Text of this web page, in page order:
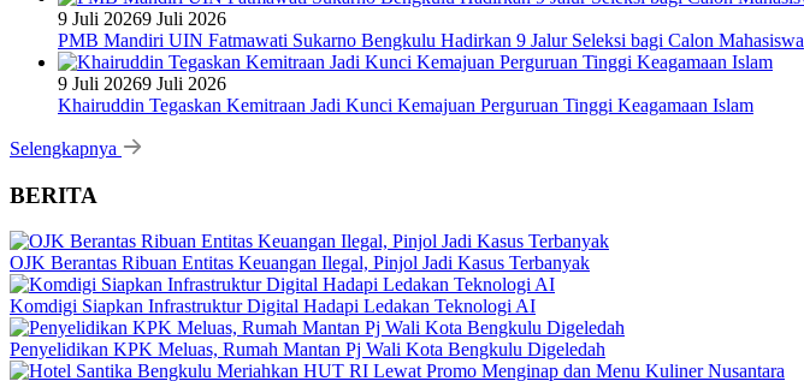
9 Juli 20269 Juli 2026
PMB Mandiri UIN Fatmawati Sukarno Bengkulu Hadirkan 9 Jalur Seleksi bagi Calon Mahasiswa
9 Juli 20269 Juli 2026
Khairuddin Tegaskan Kemitraan Jadi Kunci Kemajuan Perguruan Tinggi Keagamaan Islam
Selengkapnya
BERITA
OJK Berantas Ribuan Entitas Keuangan Ilegal, Pinjol Jadi Kasus Terbanyak
Komdigi Siapkan Infrastruktur Digital Hadapi Ledakan Teknologi AI
Penyelidikan KPK Meluas, Rumah Mantan Pj Wali Kota Bengkulu Digeledah